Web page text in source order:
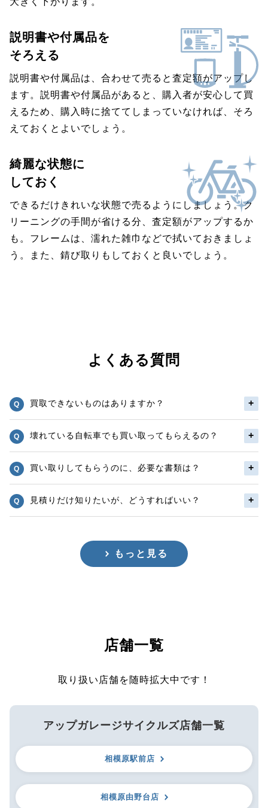
説明書や付属品を
そろえる
説明書や付属品は、合わせて売ると査定額がアップし
ます。説明書や付属品があると、購入者が安心して買
えるため、購入時に捨ててしまっていなければ、そろ
えておくとよいでしょう。
綺麗な状態に
しておく
できるだけきれいな状態で売るようにしましょう。ク
リーニングの手間が省ける分、査定額がアップするか
も。フレームは、濡れた雑巾などで拭いておきましょ
う。また、錆び取りもしておくと良いでしょう。
よくある質問
買取できないものはありますか？
壊れている自転車でも買い取ってもらえるの？
買い取りしてもらうのに、必要な書類は？
見積りだけ知りたいが、どうすればいい？
もっと見る
店舗一覧
取り扱い店舗を随時拡大中です！
アップガレージサイクルズ店舗一覧
相模原駅前店
相模原由野台店